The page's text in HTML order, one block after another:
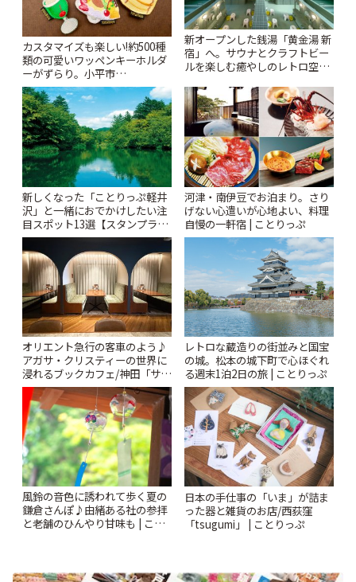
カスタマイズも楽しい!約500種
類の可愛いワッペンキーホルダ
ーがずらり。小平市
「Kimamaya T&K」 | ことりっ
ぷ
新オープンした銭湯「黄金湯 新
宿」へ。サウナとクラフトビー
ルを楽しむ癒やしのレトロ空間
新しくなった「ことりっぷ軽井
沢」と一緒におでかけしたい注
目スポット13選【スタンプラリ
ー開催中】 | ことりっぷ
河津・南伊豆でお泊まり。さり
げない心遣いが心地よい、料理
自慢の一軒宿 | ことりっぷ
オリエント急行の客車のよう♪
アガサ・クリスティーの世界に
浸れるブックカフェ/神田「サロ
ンクリスティ」 | ことりっぷ
レトロな蔵造りの街並みと国宝
の城。松本の城下町で心ほぐれ
る週末1泊2日の旅 | ことりっぷ
風鈴の音色に誘われて歩く夏の
鎌倉さんぽ♪由緒ある社の参拝
と老舗のひんやり甘味も | こと
日本の手仕事の「いま」が詰ま
った器と雑貨のお店/西荻窪
「tsugumi」 | ことりっぷ